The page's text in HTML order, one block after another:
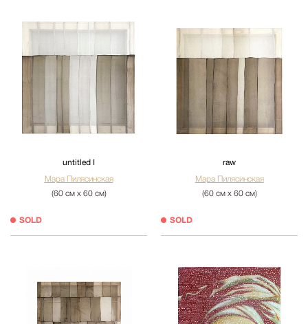
untitled I
Мара Пилясинская
(60 см х 60 см)
SOLD
raw
Мара Пилясинская
(60 см х 60 см)
SOLD